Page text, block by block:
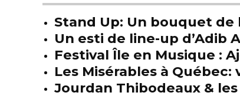
Stand Up: Un bouquet
Un esti de line-up d’Adib
Festival Île en Musique :
Les Misérables à Québec:
Jourdan Thibodeaux &